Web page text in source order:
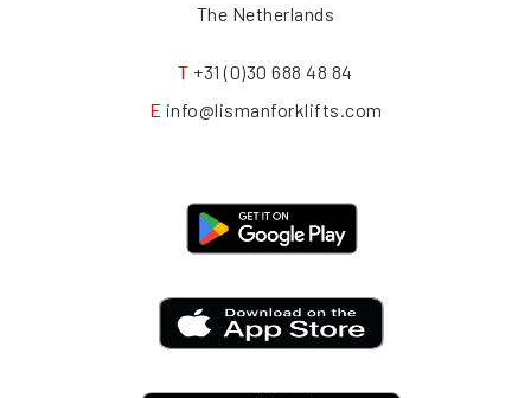
The Netherlands
T +31 (0)30 688 48 84
E info@lismanforklifts.com